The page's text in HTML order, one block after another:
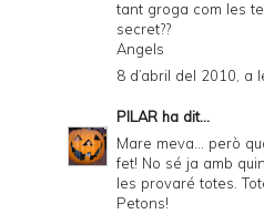
tant groga com les
secret??
Angels
8 d’abril del 2010, a
PILAR ha dit...
Mare meva... però
fet! No sé ja amb
les provaré totes.
Petons!